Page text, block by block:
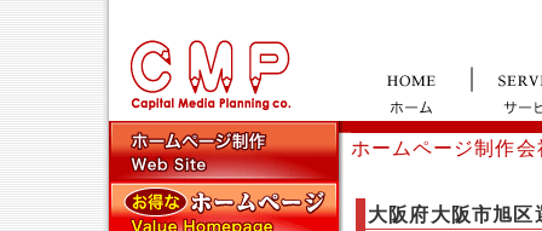
ホームページ制作
大阪府大阪市旭区